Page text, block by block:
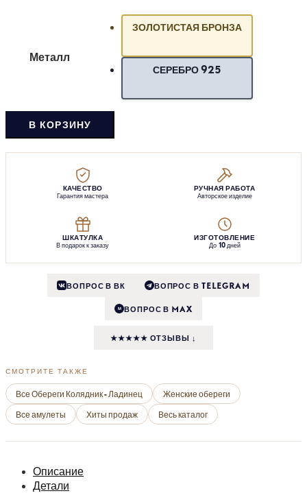
Металл
ЗОЛОТИСТАЯ БРОНЗА
СЕРЕБРО 925
В КОРЗИНУ
КАЧЕСТВО
Гарантия мастера
РУЧНАЯ РАБОТА
Авторское изделие
ШКАТУЛКА
В подарок к заказу
ИЗГОТОВЛЕНИЕ
До 10 дней
ВОПРОС В ВК ВОПРОС В TELEGRAM
M ВОПРОС В MAX
★★★★★ ОТЗЫВЫ ↓
СМОТРИТЕ ТАКЖЕ
Все Обереги Колядник - Ладинец
Женские обереги
Все амулеты
Хиты продаж Весь каталог
Описание
Детали